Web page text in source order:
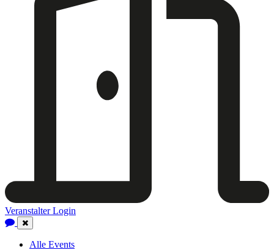
Veranstalter Login
Close
Navigation
Alle Events